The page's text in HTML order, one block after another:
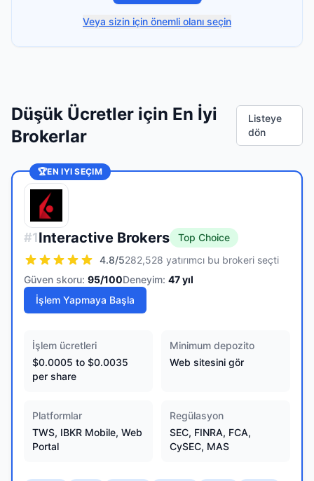
Veya sizin için önemli olanı seçin
Düşük Ücretler için En İyi
Brokerlar
Listeye
dön
🏆EN IYI SEÇIM
#1Interactive Brokers
Top Choice
4.8/5282,528 yatırımcı bu brokeri seçti
Güven skoru: 95/100Deneyim: 47yıl
İşlem Yapmaya Başla
İşlem ücretleri
$0.0005 to $0.0035
per share
Minimum depozito
Web sitesini gör
Platformlar
TWS, IBKR Mobile, Web
Portal
Regülasyon
SEC, FINRA, FCA,
CySEC, MAS